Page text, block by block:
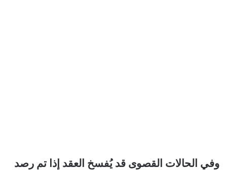
وفي الحالات القصوى قد يُفسخ العقد إذا تم رصد